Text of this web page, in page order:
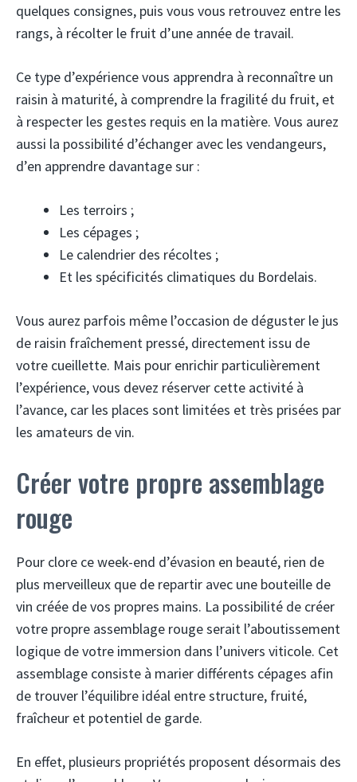
quelques consignes, puis vous vous retrouvez entre les
rangs, à récolter le fruit d’une année de travail.
Ce type d’expérience vous apprendra à reconnaître un
raisin à maturité, à comprendre la fragilité du fruit, et
à respecter les gestes requis en la matière. Vous aurez
aussi la possibilité d’échanger avec les vendangeurs,
d’en apprendre davantage sur :
Les terroirs ;
Les cépages ;
Le calendrier des récoltes ;
Et les spécificités climatiques du Bordelais.
Vous aurez parfois même l’occasion de déguster le jus
de raisin fraîchement pressé, directement issu de
votre cueillette. Mais pour enrichir particulièrement
l’expérience, vous devez réserver cette activité à
l’avance, car les places sont limitées et très prisées par
les amateurs de vin.
Créer votre propre assemblage
rouge
Pour clore ce week-end d’évasion en beauté, rien de
plus merveilleux que de repartir avec une bouteille de
vin créée de vos propres mains. La possibilité de créer
votre propre assemblage rouge serait l’aboutissement
logique de votre immersion dans l’univers viticole. Cet
assemblage consiste à marier différents cépages afin
de trouver l’équilibre idéal entre structure, fruité,
fraîcheur et potentiel de garde.
En effet, plusieurs propriétés proposent désormais des